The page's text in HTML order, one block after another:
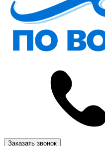
Заказать звонок